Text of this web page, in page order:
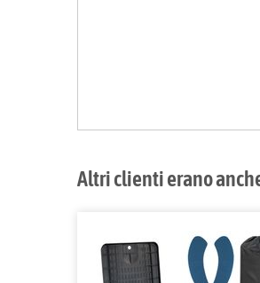
Altri clienti erano